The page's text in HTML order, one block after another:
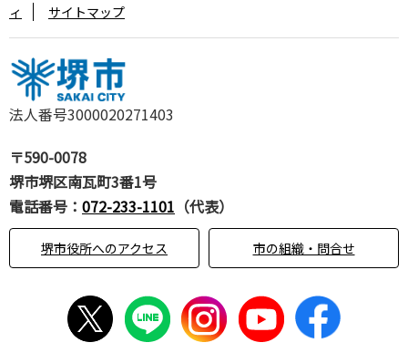
法人番号3000020271403
〒590-0078
堺市堺区南瓦町3番1号
電話番号： 072-233-1101 （代表）
堺市役所へのアクセス 市の組織・問合せ
ィ
サイトマップ